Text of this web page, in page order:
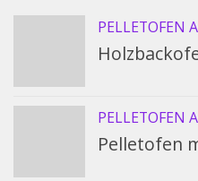
PELLETOFEN
PELLETOFEN
Pelletofen